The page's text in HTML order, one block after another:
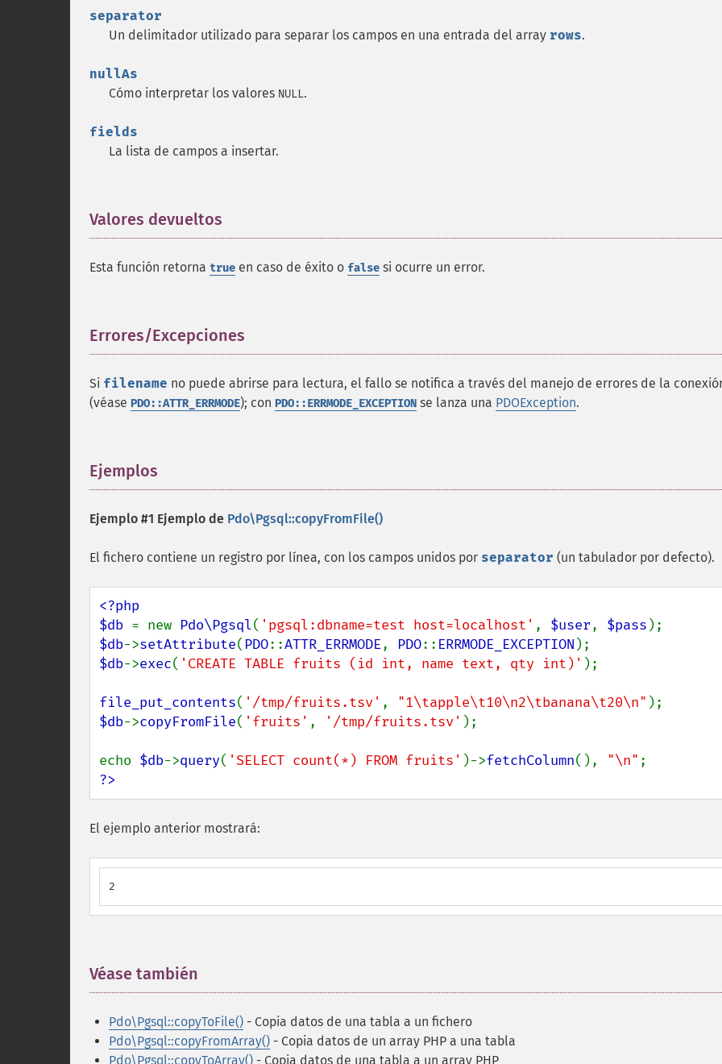
separator
Un delimitador utilizado para separar los campos en una entrada del array rows.
nullAs
Cómo interpretar los valores NULL.
fields
La lista de campos a insertar.
Valores devueltos
Esta función retorna true en caso de éxito o false si ocurre un error.
Errores/Excepciones
Si filename no puede abrirse para lectura, el fallo se notifica a través del manejo de errores de la
(véase PDO::ATTR_ERRMODE); con PDO::ERRMODE_EXCEPTION se lanza una PDOException.
Ejemplos
Ejemplo #1 Ejemplo de Pdo\Pgsql::copyFromFile()
El fichero contiene un registro por línea, con los campos unidos por separator (un tabulador por defecto).
<?php
$db = new Pdo\Pgsql( 'pgsql:dbname=test host=localhost' , $user, $pass
$db->setAttribute( PDO::ATTR_ERRMODE, PDO:: ERRMODE_EXCEPTION
$db->exec( 'CREATE TABLE fruits (id int, name text, qty int)' );
file_put_contents( '/tmp/fruits.tsv' , "1\tapple\t10\n2\tbanana\t20\n"
$db->copyFromFile( 'fruits' , '/tmp/fruits.tsv' );
echo $db->query( 'SELECT count(*) FROM fruits' )->fetchColumn(), "\n"
?>
El ejemplo anterior mostrará:
2
Véase también
Pdo\Pgsql::copyToFile() - Copia datos de una tabla a un fichero
Pdo\Pgsql::copyFromArray() - Copia datos de un array PHP a una tabla
Pdo\Pgsql::copyToArray() - Copia datos de una tabla a un array PHP